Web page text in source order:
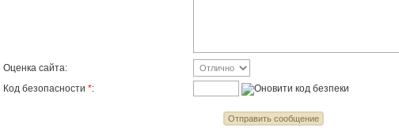
Оценка сайта:
Код безопасности *: